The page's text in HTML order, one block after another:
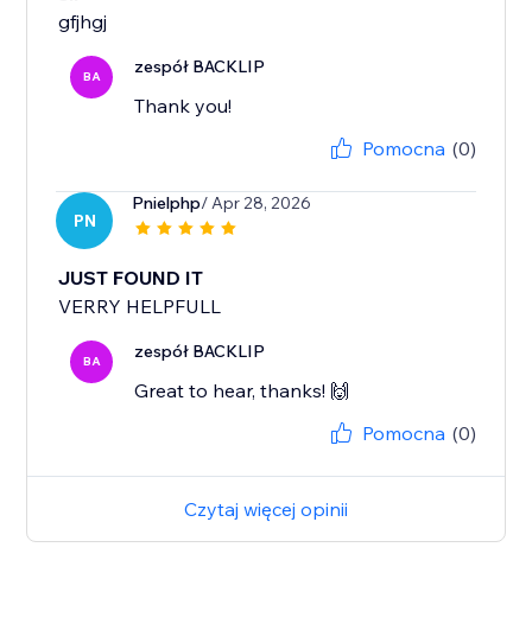
gfjhgj
BA zespół BACKLIP
Thank you!
Pomocna (0)
PN
Pnielphp/ Apr 28, 2026
JUST FOUND IT
VERRY HELPFULL
BA zespół BACKLIP
Great to hear, thanks! 🙌
Pomocna (0)
Czytaj więcej opinii